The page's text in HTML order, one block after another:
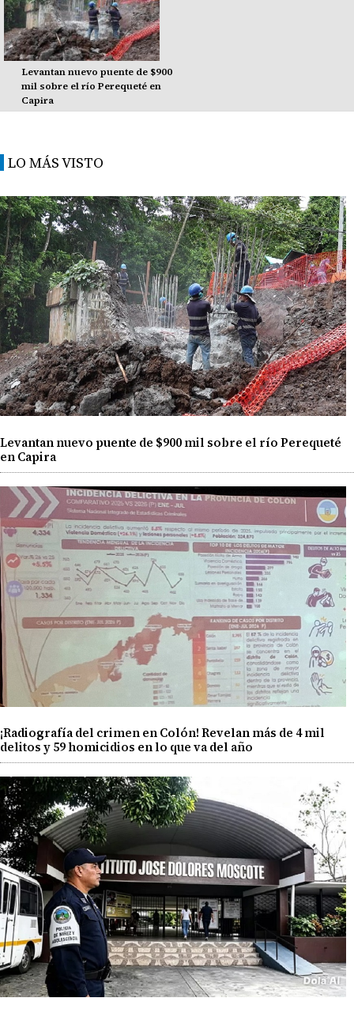
Levantan nuevo puente de $900
mil sobre el río Perequeté en
Capira
LO MÁS VISTO
Levantan nuevo puente de $900 mil sobre el río Perequeté
en Capira
¡Radiografía del crimen en Colón! Revelan más de 4 mil
delitos y 59 homicidios en lo que va del año